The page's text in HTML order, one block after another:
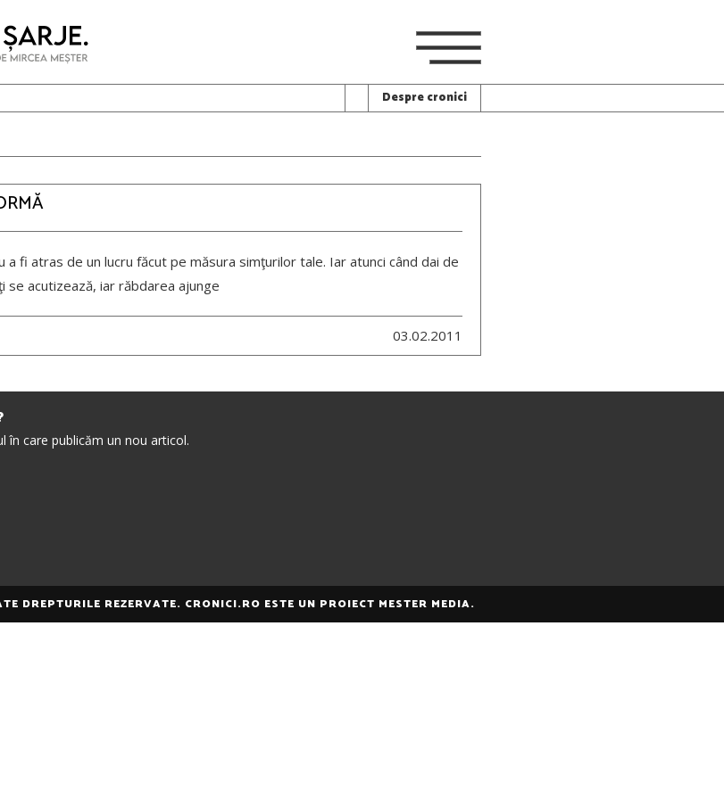
Despre cronici
fi atras de un lucru făcut pe măsura simţurilor tale. Iar atunci când dai de
acutizează, iar răbdarea ajunge
03.02.2011
în care publicăm un nou articol.
DREPTURILE REZERVATE. CRONICI.RO ESTE UN PROIECT MESTER MEDIA.